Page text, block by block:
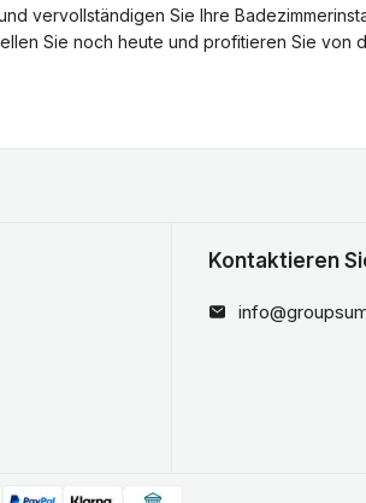
vervollständigen Sie Ihre
Sie noch heute und profitieren Sie von
Kontaktieren